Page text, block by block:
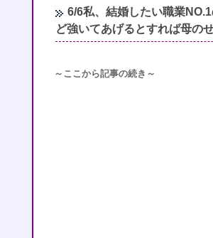
6/6私、結婚したい職業
ど強いてあげるとすれば母の
～ここから記事の続き～